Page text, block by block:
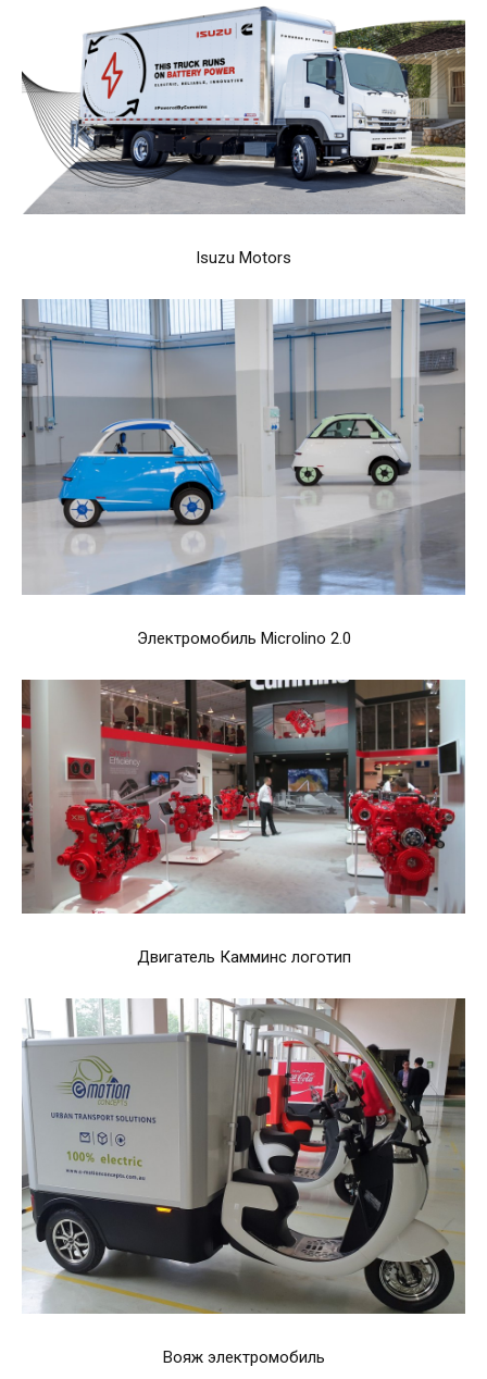
Isuzu Motors
Электромобиль Microlino 2.0
Двигатель Камминс логотип
Вояж электромобиль